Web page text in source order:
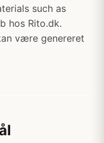
such as
hos Rito.dk.
være genereret